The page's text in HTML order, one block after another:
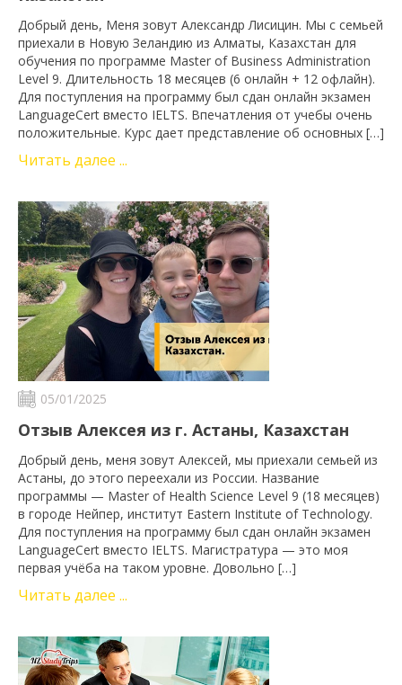
Добрый день, Меня зовут Александр Лисицин. Мы с семьей
приехали в Новую Зеландию из Алматы, Казахстан для
обучения по программе Master of Business Administration
Level 9. Длительность 18 месяцев (6 онлайн + 12 офлайн).
Для поступления на программу был сдан онлайн экзамен
LanguageCert вместо IELTS. Впечатления от учебы очень
положительные. Курс дает представление об основных […]
Читать далее ...
05/01/2025
Отзыв Алексея из г. Астаны, Казахстан
Добрый день, меня зовут Алексей, мы приехали семьей из
Астаны, до этого переехали из России. Название
программы — Master of Health Science Level 9 (18 месяцев)
в городе Нейпер, институт Eastern Institute of Technology.
Для поступления на программу был сдан онлайн экзамен
LanguageCert вместо IELTS. Магистратура — это моя
первая учёба на таком уровне. Довольно […]
Читать далее ...